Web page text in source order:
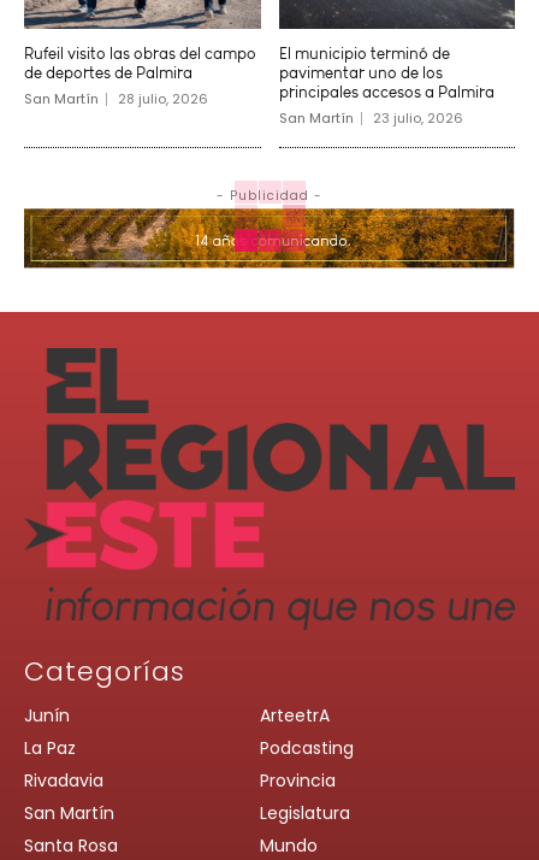
Rufeil visito las obras del campo
de deportes de Palmira
San Martín 28 julio, 2026
El municipio terminó de
pavimentar uno de los
principales accesos a Palmira
San Martín 23 julio, 2026
- Publicidad -
Categorías
Junín
La Paz
Rivadavia
San Martín
Santa Rosa
ArteetrA
Podcasting
Provincia
Legislatura
Mundo